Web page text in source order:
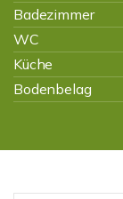
Badezimmer
WC
Küche
Bodenbelag